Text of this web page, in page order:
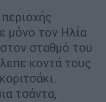
μόνο τον Ηλία
σταθμό του
κοντά τους
τσάντα,